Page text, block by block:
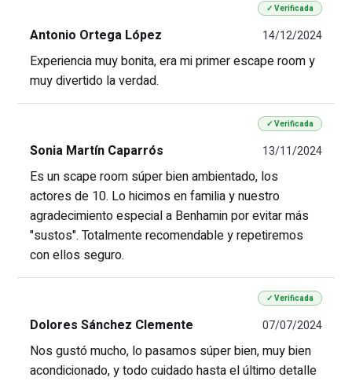
✓ Verificada
Antonio Ortega López 14/12/2024
Experiencia muy bonita, era mi primer escape room y
muy divertido la verdad.
✓ Verificada
Sonia Martín Caparrós 13/11/2024
Es un scape room súper bien ambientado, los
actores de 10. Lo hicimos en familia y nuestro
agradecimiento especial a Benhamin por evitar más
"sustos". Totalmente recomendable y repetiremos
con ellos seguro.
✓ Verificada
Dolores Sánchez Clemente 07/07/2024
Nos gustó mucho, lo pasamos súper bien, muy bien
acondicionado, y todo cuidado hasta el último detalle